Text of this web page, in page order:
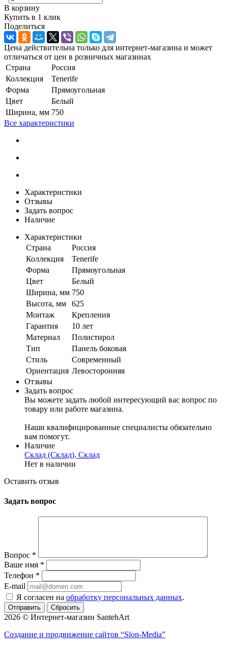
В корзину
Купить в 1 клик
Поделиться
Цена действительна только для интернет-магазина и может
отличаться от цен в розничных магазинах
Страна
Россия
Коллекция
Tenerife
Форма
Прямоугольная
Цвет
Белый
Ширина, мм 750
Все характеристики
Характеристики
Отзывы
Задать вопрос
Наличие
Характеристики
Страна
Россия
Коллекция
Tenerife
Форма
Прямоугольная
Цвет
Белый
Ширина, мм 750
Высота, мм
625
Монтаж
Крепления
Гарантия
10 лет
Материал
Полистирол
Тип
Панель боковая
Стиль
Современный
Ориентация Левосторонняя
Отзывы
Задать вопрос
Вы можете задать любой интересующий вас вопрос по
товару или работе магазина.
Наши квалифицированные специалисты обязательно
вам помогут.
Наличие
Склад (Склад), Склад
Нет в наличии
Оставить отзыв
Задать вопрос
Вопрос *
Ваше имя *
Телефон *
E-mail
Я согласен на обработку персональных данных.
Сбросить
2026 © Интернет-магазин SantehArt
Создание и продвижение сайтов “Slon-Media”